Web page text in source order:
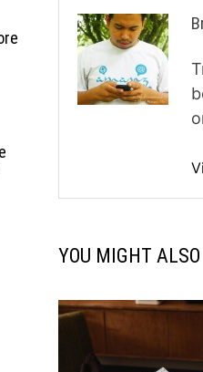
YOU MIGHT